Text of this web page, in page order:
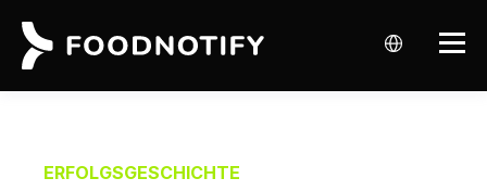
ERFOLGSGESCHICHTE